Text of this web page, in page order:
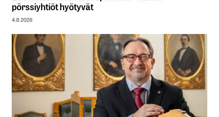
pörssiyhtiöt hyötyvät
4.8.2026